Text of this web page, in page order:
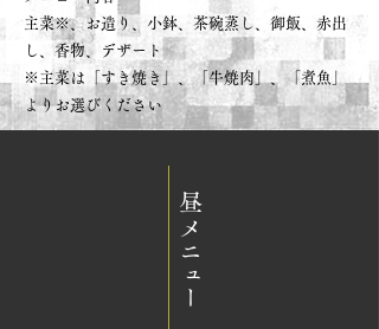
主菜※、お造り、小鉢、茶碗蒸し、御飯、赤出
し、香物、デザート
​※主菜は「すき焼き」、「牛焼肉」、「煮魚」
よりお選びください
昼メニュー